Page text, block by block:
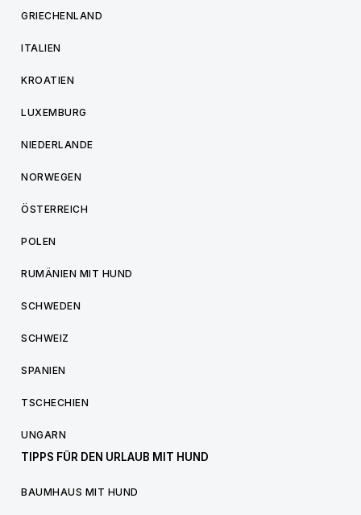
GRIECHENLAND
ITALIEN
KROATIEN
LUXEMBURG
NIEDERLANDE
NORWEGEN
ÖSTERREICH
POLEN
RUMÄNIEN MIT HUND
SCHWEDEN
SCHWEIZ
SPANIEN
TSCHECHIEN
UNGARN
TIPPS FÜR DEN URLAUB MIT HUND
BAUMHAUS MIT HUND